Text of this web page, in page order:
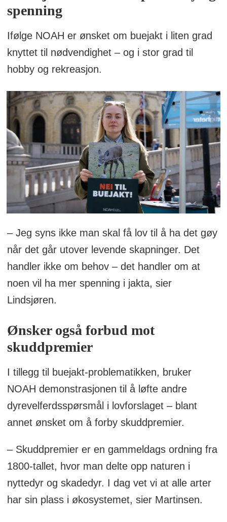
spenning
Ifølge NOAH er ønsket om buejakt i liten grad
knyttet til nødvendighet – og i stor grad til
hobby og rekreasjon.
– Jeg syns ikke man skal få lov til å ha det gøy
når det går utover levende skapninger. Det
handler ikke om behov – det handler om at
noen vil ha mer spenning i jakta, sier
Lindsjøren.
Ønsker også forbud mot
skuddpremier
I tillegg til buejakt-problematikken, bruker
NOAH demonstrasjonen til å løfte andre
dyrevelferdsspørsmål i lovforslaget – blant
annet ønsket om å forby skuddpremier.
– Skuddpremier er en gammeldags ordning fra
1800-tallet, hvor man delte opp naturen i
nyttedyr og skadedyr. I dag vet vi at alle arter
har sin plass i økosystemet, sier Martinsen.